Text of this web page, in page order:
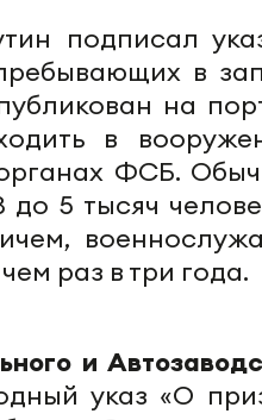
подписал
в
на
в
ФСБ.
5 тысяч
раз в три года.
и
указ «О